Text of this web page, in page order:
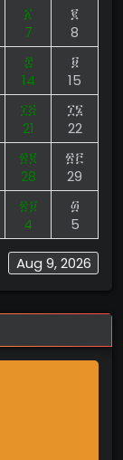
፩
7
፪
8
፰
14
፱
15
፲፭
21
፲፮
22
፳፪
28
፳፫
29
፳፱
4
፴
5
Aug 9, 2026